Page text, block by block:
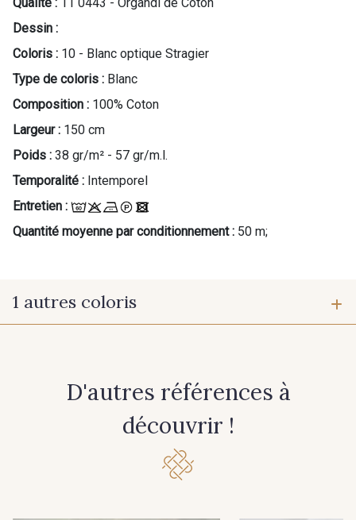
Dessin :
Coloris : 10 - Blanc optique Stragier
Type de coloris : Blanc
Composition : 100% Coton
Largeur : 150 cm
Poids : 38 gr/m² - 57 gr/m.l.
Temporalité : Intemporel
Entretien :
Quantité moyenne par conditionnement : 50 m;
1 autres coloris
D'autres références à
découvrir !
Cadeau : 10% offerts sur votre
Pour vous, couture rime avec détente ?
Vous aimez les beaux tissus ?
Recevez chaque semaine un clin d’œil rempli de
nouveautés, d’inspirations et de promotions.